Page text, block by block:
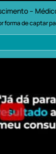
–
forma de captar